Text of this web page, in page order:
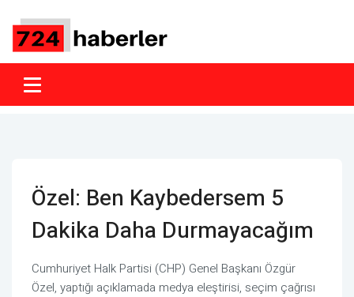
Özel: Ben Kaybedersem 5
Dakika Daha Durmayacağım
Cumhuriyet Halk Partisi (CHP) Genel Başkanı Özgür
Özel, yaptığı açıklamada medya eleştirisi, seçim çağrısı